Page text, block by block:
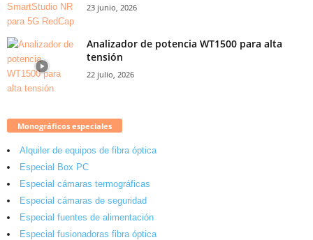
23 junio, 2026
Analizador de potencia WT1500 para alta
tensión
22 julio, 2026
Monográficos especiales
Alquiler de equipos de fibra óptica
Especial Box PC
Especial cámaras termográficas
Especial cámaras de seguridad
Especial fuentes de alimentación
Especial fusionadoras fibra óptica